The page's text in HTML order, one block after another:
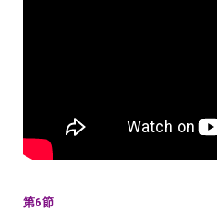
第6節